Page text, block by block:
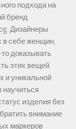
подхода на
бренд
. Дизайнеры
в себе женщин,
доказывать
этих вещей
и уникальной
научиться
изделия без
внимание
маркеров